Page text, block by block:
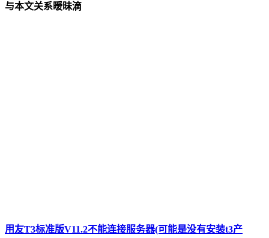
与本文关系暧昧滴
用友T3标准版V11.2不能连接服务器(可能是没有安装t3产